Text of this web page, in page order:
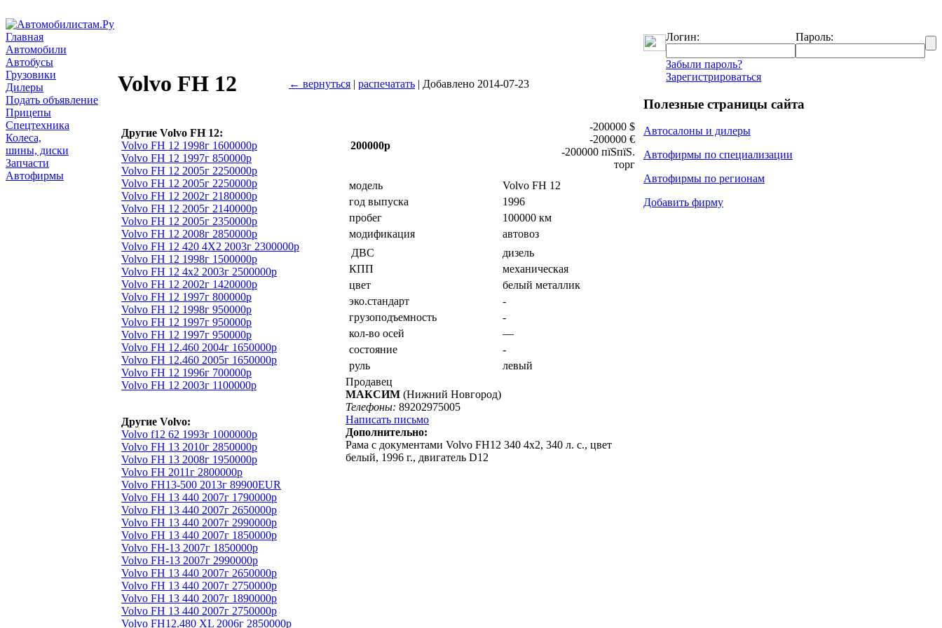
Главная
Автомобили
Автобусы
Грузовики
Дилеры
Подать объявление
Прицепы
Спецтехника
Колеса,
шины, диски
Запчасти
Автофирмы
Volvo FH 12 ← вернуться | распечатать | Добавлено 2014-07-23
Другие Volvo FH 12:
Volvo FH 12 1998г 1600000р
Volvo FH 12 1997г 850000р
Volvo FH 12 2005г 2250000р
Volvo FH 12 2005г 2250000р
Volvo FH 12 2002г 2180000р
Volvo FH 12 2005г 2140000р
Volvo FH 12 2005г 2350000р
Volvo FH 12 2008г 2850000р
Volvo FH 12 420 4Х2 2003г 2300000р
Volvo FH 12 1998г 1500000р
Volvo FH 12 4х2 2003г 2500000р
Volvo FH 12 2002г 1420000р
Volvo FH 12 1997г 800000р
Volvo FH 12 1998г 950000р
Volvo FH 12 1997г 950000р
Volvo FH 12 1997г 950000р
Volvo FH 12.460 2004г 1650000р
Volvo FH 12.460 2005г 1650000р
Volvo FH 12 1996г 700000р
Volvo FH 12 2003г 1100000р
Другие Volvo:
Volvo f12 62 1993г 1000000р
Volvo FH 13 2010г 2850000р
Volvo FH 13 2008г 1950000р
Volvo FH 2011г 2800000р
Volvo FH13-500 2013г 89900EUR
Volvo FH 13 440 2007г 1790000р
Volvo FH 13 440 2007г 2650000р
Volvo FH 13 440 2007г 2990000р
Volvo FH 13 440 2007г 1850000р
Volvo FH-13 2007г 1850000р
Volvo FH-13 2007г 2990000р
Volvo FH 13 440 2007г 2650000р
Volvo FH 13 440 2007г 2750000р
Volvo FH 13 440 2007г 1890000р
Volvo FH 13 440 2007г 2750000р
Volvo FH12.480 XL 2006г 2850000р
200000р
-200000 $
-200000 €
-200000 пїЅпїЅ.
торг
модель
Volvo FH 12
год выпуска
1996
пробег
100000 км
модификация
автовоз
ДВС
дизель
КПП
механическая
цвет
белый металлик
эко.стандарт
-
грузоподъемность
-
кол-во осей
—
состояние
-
руль
левый
Продавец
МАКСИМ (Нижний Новгород)
Телефоны: 89202975005
Написать письмо
Дополнительно:
Рама с документами Volvo FH12 340 4х2, 340 л. с., цвет
белый, 1996 г., двигатель D12
Логин: Пароль:
Забыли пароль?
Зарегистрироваться
Полезные страницы сайта
Автосалоны и дилеры
Автофирмы по специализации
Автофирмы по регионам
Добавить фирму